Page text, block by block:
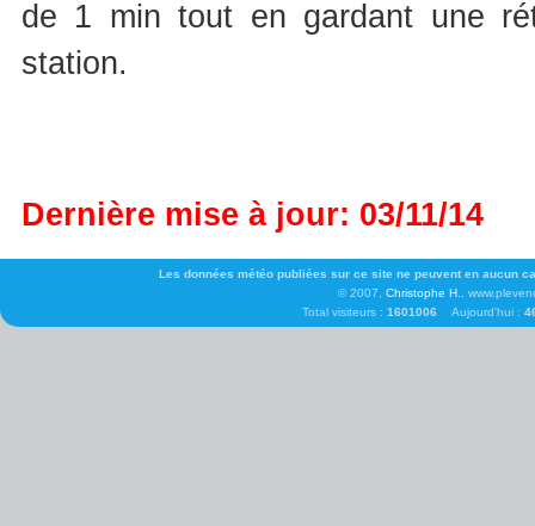
de 1 min tout en gardant une
station.
Dernière mise à jour: 03/11/14
Les données météo publiées sur ce site ne peuvent en aucun
© 2007,Christophe H.,
Total visiteurs : 1601006 Aujourd'hui :